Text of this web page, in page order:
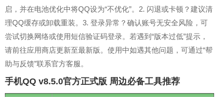
启，并在电池优化中将QQ设为“不优化”。2. 闪退或卡顿？建议清
理QQ缓存或卸载重装。3. 登录异常？确认账号无安全风险，可
尝试切换网络或使用短信验证码登录。若遇到“版本过低”提示，
请前往应用商店更新至最新版。使用中如遇其他问题，可通过“帮
助与反馈”联系官方客服。
手机QQ v8.5.0官方正式版 周边必备工具推荐